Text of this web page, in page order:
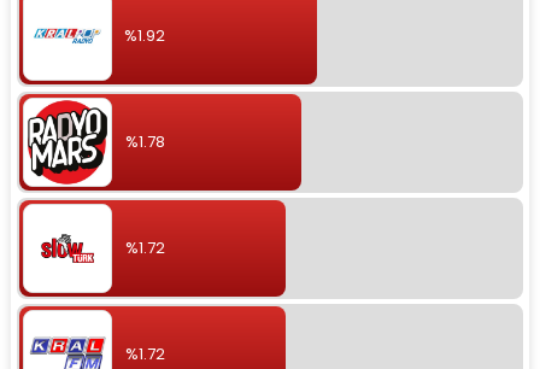
%1.92
%1.78
%1.72
%1.72